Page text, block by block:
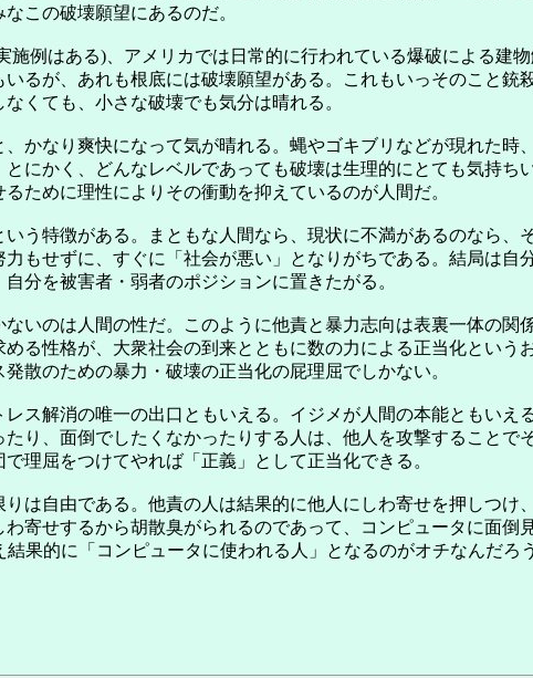
この破壊願望にあるのだ。
例はある)、アメリカでは日常的に行われている爆破による建
るが、あれも根底には破壊願望がある。これもいっそのこと
くても、小さな破壊でも気分は晴れる。
かなり爽快になって気が晴れる。蝿やゴキブリなどが現れた
にかく、どんなレベルであっても破壊は生理的にとても気持
ために理性によりその衝動を抑えているのが人間だ。
う特徴がある。まともな人間なら、現状に不満があるのなら
もせずに、すぐに「社会が悪い」となりがちである。結局は
分を被害者・弱者のポジションに置きたがる。
いのは人間の性だ。このように他責と暴力志向は表裏一体の
る性格が、大衆社会の到来とともに数の力による正当化という
散のための暴力・破壊の正当化の屁理屈でしかない。
ス解消の唯一の出口ともいえる。イジメが人間の本能ともい
り、面倒でしたくなかったりする人は、他人を攻撃することで
理屈をつけてやれば「正義」として正当化できる。
は自由である。他責の人は結果的に他人にしわ寄せを押しつけ
寄せするから胡散臭がられるのであって、コンピュータに面
果的に「コンピュータに使われる人」となるのがオチなんだろう